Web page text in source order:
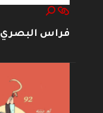
فراس البصري